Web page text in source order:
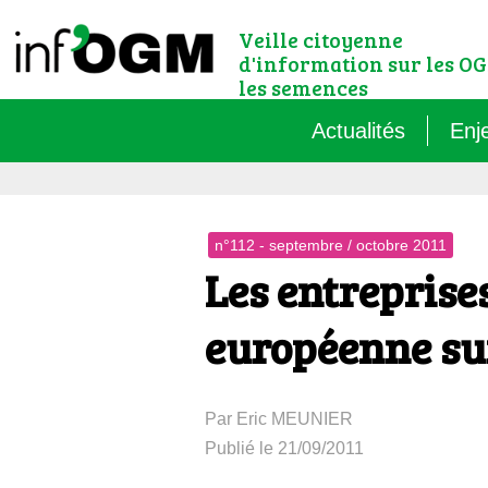
Veille citoyenne
d'information sur les
les semences
Actualités
Le
n°112 - septembre / octobre 2011
Les
européenne
Par Eric MEUNIER
Publié le 21/09/2011